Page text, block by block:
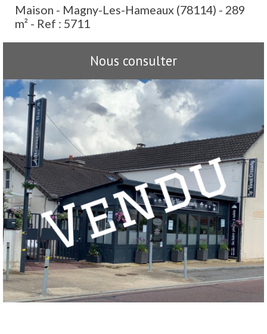
Maison - Magny-Les-Hameaux (78114) - 289
m² - Ref : 5711
Nous consulter